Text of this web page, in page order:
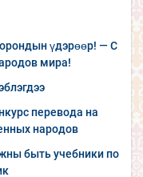
үдэрөөр! — С
мира!
перевода на
народов
быть учебники по